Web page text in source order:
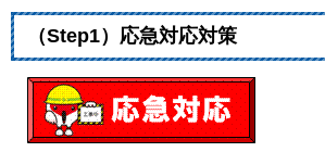
（Step1）応急対応対策